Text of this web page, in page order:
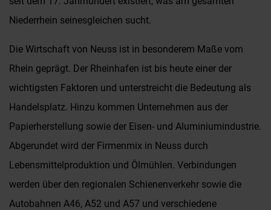
Niederrhein seinesgleichen sucht.
Die Wirtschaft von Neuss ist in besonderem Maße vom
Rhein geprägt. Der Rheinhafen ist bis heute einer der
wichtigsten Faktoren und unterstreicht die Bedeutung als
Handelsplatz. Hinzu kommen Unternehmen aus der
Papierherstellung sowie der Eisen- und Aluminiumindustrie.
Abgerundet wird der Firmenmix in Neuss durch
Lebensmittelproduktion und Ölmühlen. Verbindungen
werden über den regionalen Schienenverkehr sowie die
Autobahnen A46, A52 und A57 und verschiedene